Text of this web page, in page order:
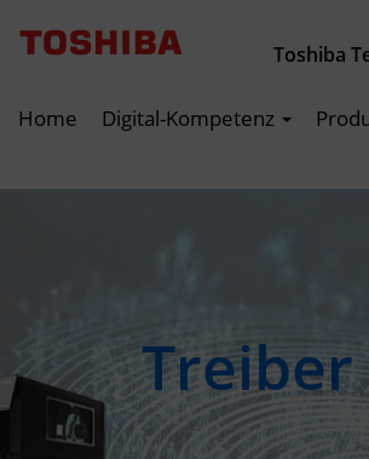
Toshiba
Home Digital-Kompetenz
Treiber